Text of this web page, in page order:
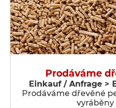
Prodáváme
Einkauf / Anfrage >
Prodáváme dřevěné